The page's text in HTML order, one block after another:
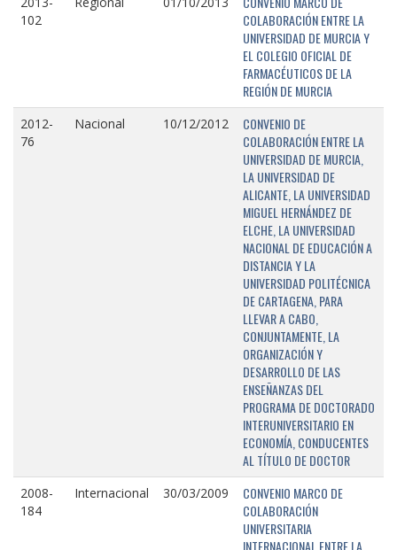
102
COLABORACIÓN ENTRE LA
UNIVERSIDAD DE MURCIA Y
EL COLEGIO OFICIAL DE
FARMACÉUTICOS DE LA
REGIÓN DE MURCIA
2012-
76
Nacional 10/12/2012
CONVENIO DE
COLABORACIÓN ENTRE LA
UNIVERSIDAD DE MURCIA,
LA UNIVERSIDAD DE
ALICANTE, LA UNIVERSIDAD
MIGUEL HERNÁNDEZ DE
ELCHE, LA UNIVERSIDAD
NACIONAL DE EDUCACIÓN A
DISTANCIA Y LA
UNIVERSIDAD POLITÉCNICA
DE CARTAGENA, PARA
LLEVAR A CABO,
CONJUNTAMENTE, LA
ORGANIZACIÓN Y
DESARROLLO DE LAS
ENSEÑANZAS DEL
PROGRAMA DE DOCTORADO
INTERUNIVERSITARIO EN
ECONOMÍA, CONDUCENTES
AL TÍTULO DE DOCTOR
2008-
184
Internacional 30/03/2009
CONVENIO MARCO DE
COLABORACIÓN
UNIVERSITARIA
INTERNACIONAL ENTRE LA